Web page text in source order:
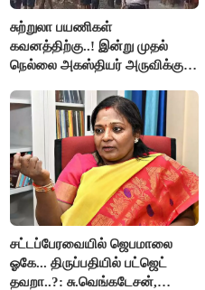
சுற்றுலா பயணிகள்
கவனத்திற்கு..! இன்று முதல்
நெல்லை அகஸ்தியர் அருவிக்கு
சட்டப்பேரவையில் ஜெபமாலை
ஓகே... திருப்பதியில் பட்ஜெட்
தவறா..?: சு.வெங்கடேசன்,